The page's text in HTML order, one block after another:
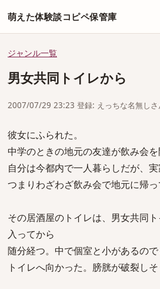
萌えた体験談コピペ保管庫
ジャンル一覧
男女共同トイレから
2007/07/29 23:23 登録: えっちな名無しさ
彼女にふられた。
中学のときの地元の友達が飲み会を
自分は今都内で一人暮らしだが、実
つまりわざわざ飲み会で地元に帰っ
その居酒屋のトイレは、男女共同
入ってから
随分経つ。中で個室と小があるの
トイレへ向かった。膀胱が破裂しそ